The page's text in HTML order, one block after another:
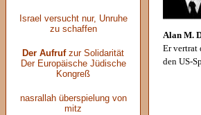
Israel versucht nur, Unruhe
zu schaffen
Der Aufrufzur Solidarität
Der Europäische Jüdische
Kongreß
nasrallah überspielung von
mitz
Alan M.
Er vertrat
den US-